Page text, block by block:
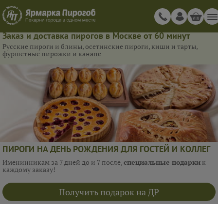
Заказ и доставка пирогов в Москве от 60 минут
Русские пироги и блины, осетинские пироги, киши и тарты,
фуршетные пирожки и канапе
ПИРОГИ НА ДЕНЬ РОЖДЕНИЯ ДЛЯ ГОСТЕЙ И КОЛЛЕГ
Именинникам за 7 дней до и 7 после,специальные подарки к
каждому заказу!
Получить подарок на ДР